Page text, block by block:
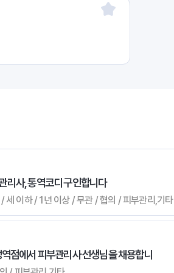
리사, 통역코디 구인합니다
이하 / 1년 이상 / 무관 / 협의 / 피부관리,기타
점에서 피부관리사 선생님을 채용합니